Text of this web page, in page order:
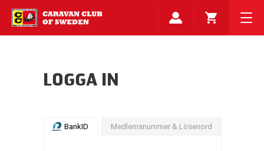
LOGGA IN
BankID Medlemsnummer & Lösenord